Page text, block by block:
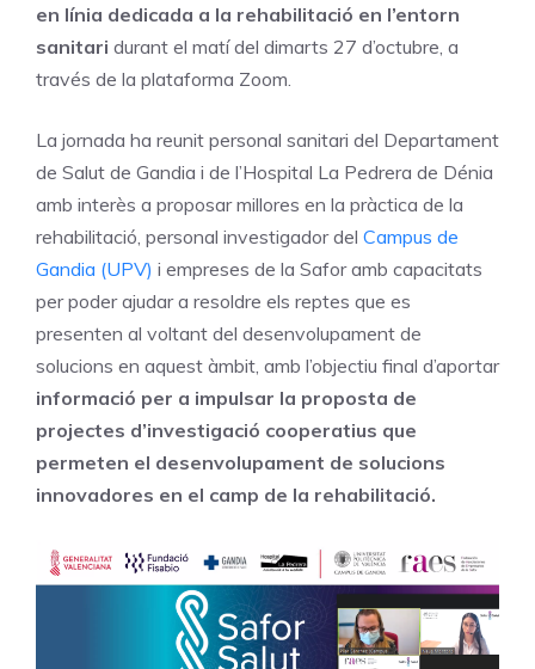
en línia dedicada a la rehabilitació en l’entorn
sanitari durant el matí del dimarts 27 d’octubre, a
través de la plataforma Zoom.
La jornada ha reunit personal sanitari del Departament
de Salut de Gandia i de l’Hospital La Pedrera de Dénia
amb interès a proposar millores en la pràctica de la
rehabilitació, personal investigador del Campus de
Gandia (UPV) i empreses de la Safor amb capacitats
per poder ajudar a resoldre els reptes que es
presenten al voltant del desenvolupament de
solucions en aquest àmbit, amb l’objectiu final d’aportar
informació per a impulsar la proposta de
projectes d’investigació cooperatius que
permeten el desenvolupament de solucions
innovadores en el camp de la rehabilitació.